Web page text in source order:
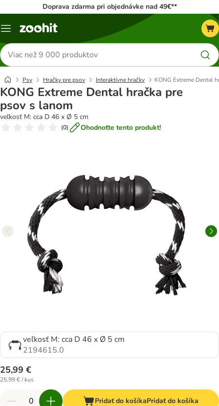
Doprava zdarma pri objednávke nad 49€**
Kategórie
Hľadať
produkty
Psy Hračky pre psov Interaktívne hračky KONG Extreme Dental
KONG Extreme Dental hračka pre
psov s lanom
veľkosť M: cca D 46 x Ø 5 cm
(0) Ohodnoťte tento produkt!
veľkosť M: cca D 46 x Ø 5 cm
2194615.0
25,99 €
25,99 € / kus
Pridať do košíkaPridať do košíka